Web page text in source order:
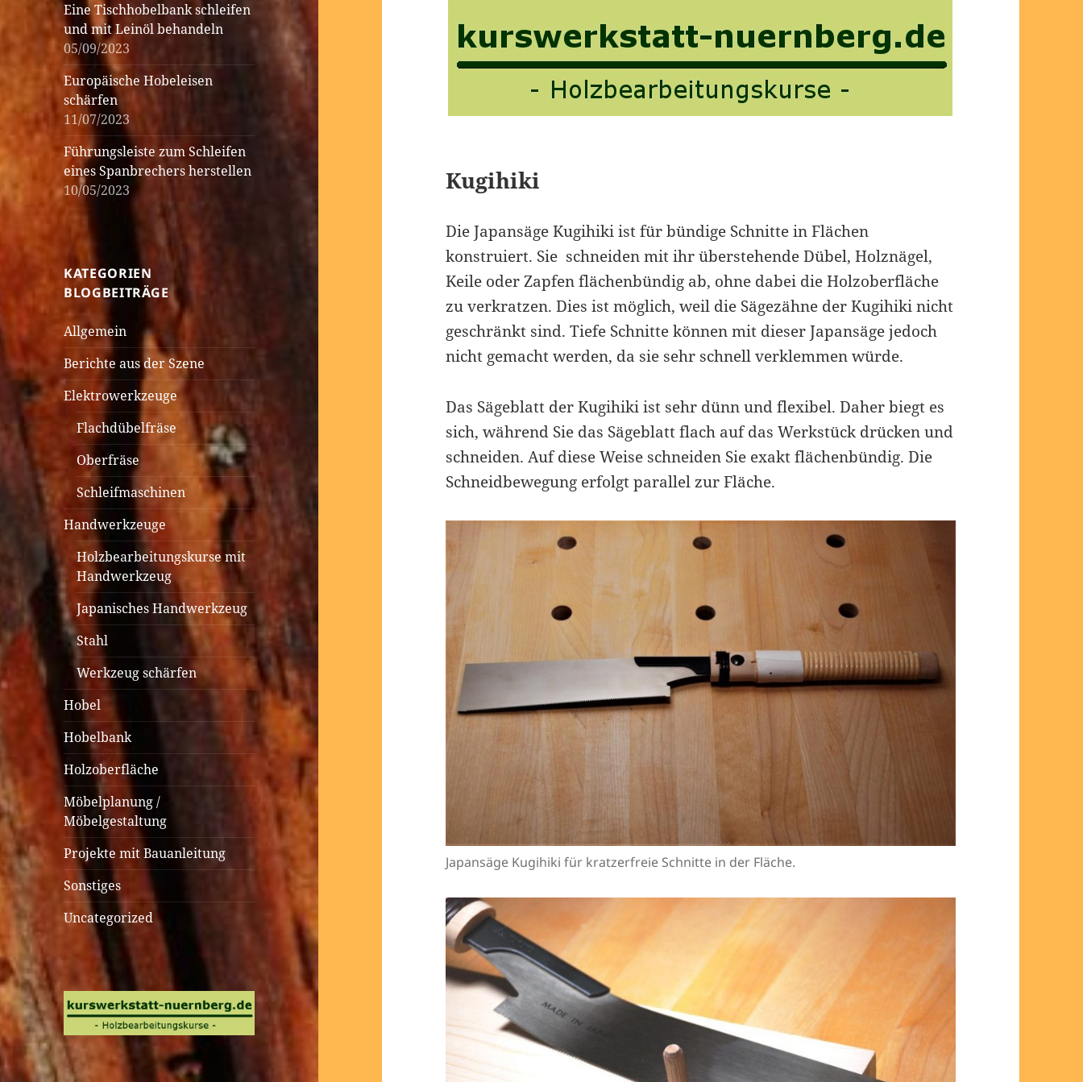
Eine Tischhobelbank schleifen
und mit Leinöl behandeln
05/09/2023
Europäische Hobeleisen
schärfen
11/07/2023
Führungsleiste zum Schleifen
eines Spanbrechers herstellen
10/05/2023
KATEGORIEN
BLOGBEITRÄGE
Allgemein
Berichte aus der Szene
Elektrowerkzeuge
Flachdübelfräse
Oberfräse
Schleifmaschinen
Handwerkzeuge
Holzbearbeitungskurse mit
Handwerkzeug
Japanisches Handwerkzeug
Stahl
Werkzeug schärfen
Hobel
Hobelbank
Holzoberfläche
Möbelplanung /
Möbelgestaltung
Projekte mit Bauanleitung
Sonstiges
Uncategorized
Kugihiki
Die Japansäge Kugihiki ist für bündige Schnitte in Flächen
konstruiert. Sie schneiden mit ihr überstehende Dübel, Holznägel,
Keile oder Zapfen flächenbündig ab, ohne dabei die Holzoberfläche
zu verkratzen. Dies ist möglich, weil die Sägezähne der Kugihiki nicht
geschränkt sind. Tiefe Schnitte können mit dieser Japansäge jedoch
nicht gemacht werden, da sie sehr schnell verklemmen würde.
Das Sägeblatt der Kugihiki ist sehr dünn und flexibel. Daher biegt es
sich, während Sie das Sägeblatt flach auf das Werkstück drücken und
schneiden. Auf diese Weise schneiden Sie exakt flächenbündig. Die
Schneidbewegung erfolgt parallel zur Fläche.
Japansäge Kugihiki für kratzerfreie Schnitte in der Fläche.